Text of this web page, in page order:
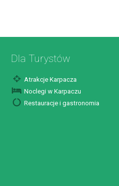
Dla Turystów
Atrakcje Karpacza
Noclegi w Karpaczu
Restauracje i gastronomia